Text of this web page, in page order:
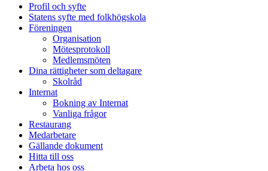
Profil och syfte
Statens syfte med folkhögskola
Föreningen
Organisation
Mötesprotokoll
Medlemsmöten
Dina rättigheter som deltagare
Skolråd
Internat
Bokning av Internat
Vanliga frågor
Restaurang
Medarbetare
Gällande dokument
Hitta till oss
Arbeta hos oss